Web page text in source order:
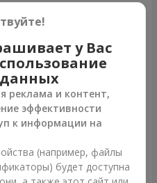
9 белых роз
у Вас
реклама и контент,
эффективности
к информации на
(например, файлы
будет доступна